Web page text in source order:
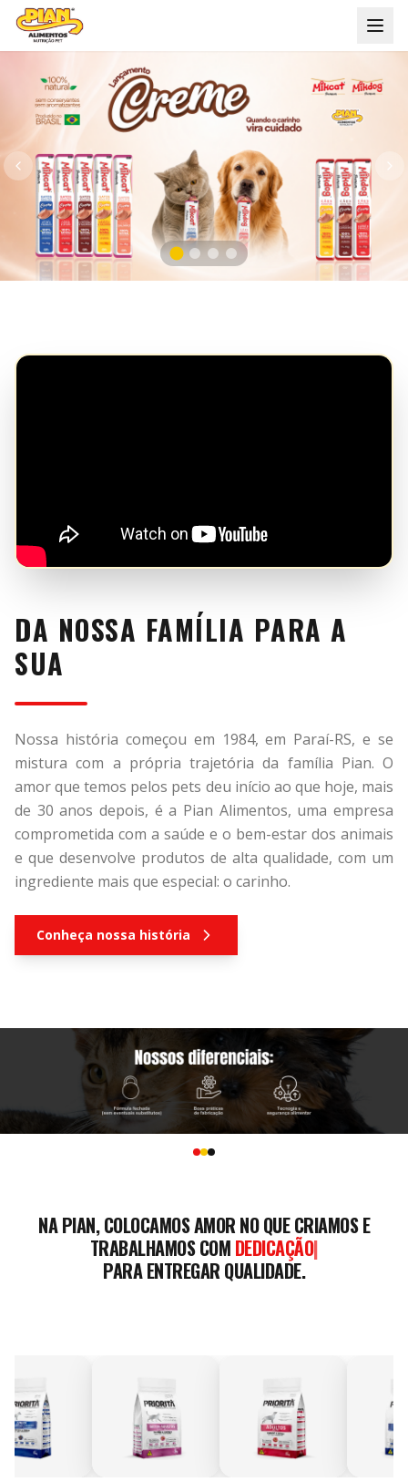
DA NOSSA FAMÍLIA PARA A
SUA
Nossa história começou em 1984, em Paraí-RS, e se
mistura com a própria trajetória da família Pian. O
amor que temos pelos pets deu início ao que hoje, mais
de 30 anos depois, é a Pian Alimentos, uma empresa
comprometida com a saúde e o bem-estar dos animais
e que desenvolve produtos de alta qualidade, com um
ingrediente mais que especial: o carinho.
Conheça nossa história
NA PIAN, COLOCAMOS AMOR NO QUE CRIAMOS E
TRABALHAMOS COM DEDICAÇÃO|
PARA ENTREGAR QUALIDADE.